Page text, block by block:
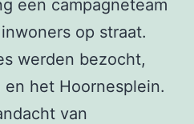
een campagneteam
op straat.
werden bezocht,
het Hoornesplein.
van